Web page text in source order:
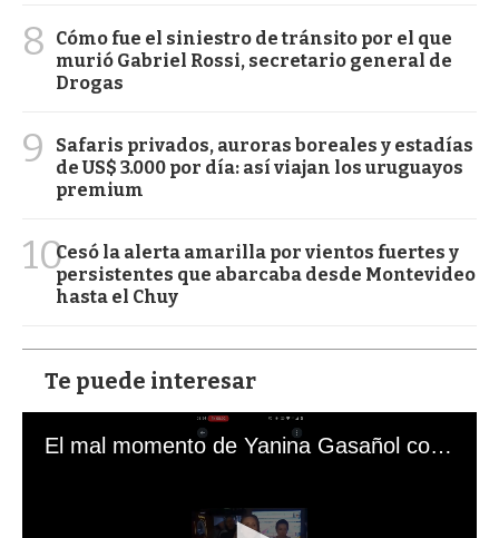
8
Cómo fue el siniestro de tránsito por el que
murió Gabriel Rossi, secretario general de
Drogas
9
Safaris privados, auroras boreales y estadías
de US$ 3.000 por día: así viajan los uruguayos
premium
10Cesó la alerta amarilla por vientos fuertes y
persistentes que abarcaba desde Montevideo
hasta el Chuy
Te puede interesar
El mal momento de Yanina Gasañol con un hincha argentino en "Subrayado"